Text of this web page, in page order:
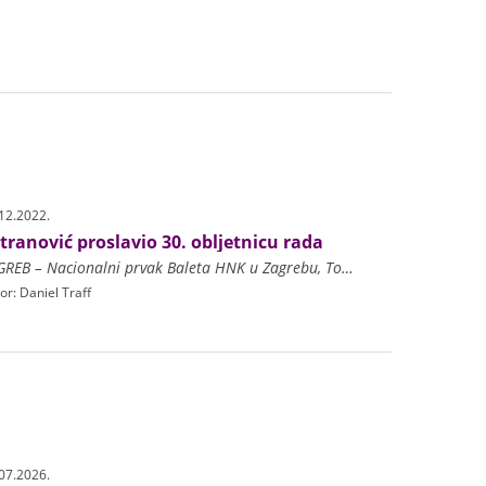
proslavio 30. obljetnicu rada
ZAGREB – Nacionalni prvak Baleta HNK u Zagrebu, Tomislav Petranović u srijedu 21. prosinca obilježio je 30. obljetnicu umjetničkoga rada. Trideset godina uspješne karijere za
Daniel Traff